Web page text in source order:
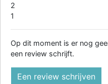
2
1
Op dit moment is er nog
een review schrijft.
Een review schrijven